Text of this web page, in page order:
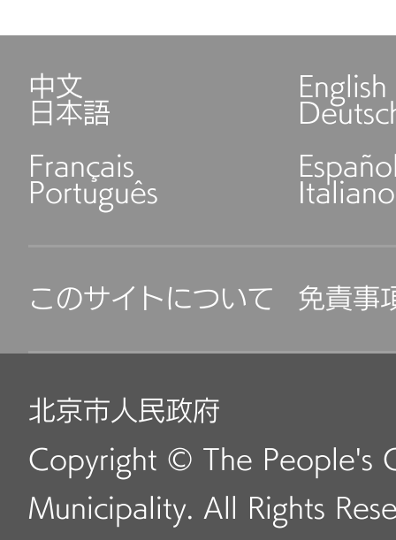
中文 English
日本語
Français
Português Italiano
このサイトについて 免責事
北京市人民政府
Copyright © The People's
Municipality. All Rights